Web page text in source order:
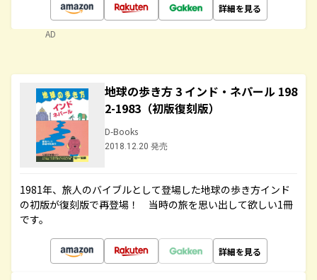
詳細を見る
AD
地球の歩き方 3 インド・ネパール 198
2-1983（初版復刻版）
D-Books
2018.12.20 発売
1981年、旅人のバイブルとして登場した地球の歩き方インド
の初版が復刻版で再登場！ 当時の旅を思い出して欲しい1冊
です。
詳細を見る